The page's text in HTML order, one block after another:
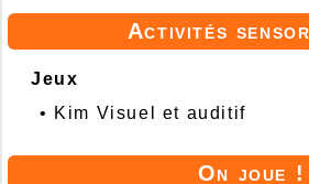
Activités
Jeux
• Kim Visuel et auditif
On joue !